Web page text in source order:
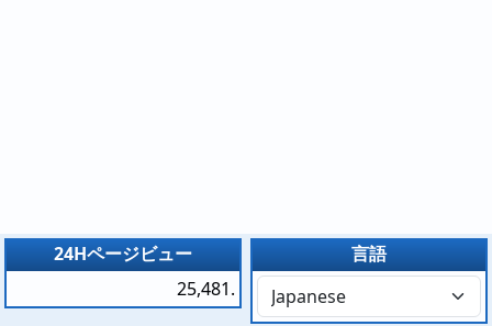
24Hページビュー
25,481.
言語